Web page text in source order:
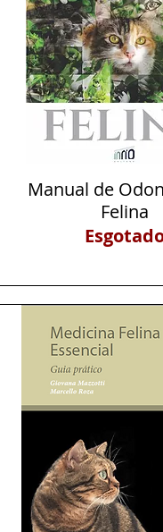
Visualização
Manual de
Felina